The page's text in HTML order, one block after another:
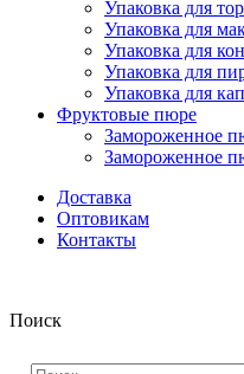
Упаковка для
Упаковка для
Упаковка для
Упаковка для
Упаковка для
Фруктовые пюре
Замороженное
Замороженное
Доставка
Оптовикам
Контакты
Поиск